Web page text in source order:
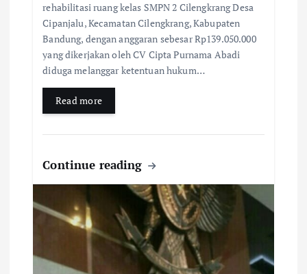
rehabilitasi ruang kelas SMPN 2 Cilengkrang Desa
Cipanjalu, Kecamatan Cilengkrang, Kabupaten
Bandung, dengan anggaran sebesar Rp139.050.000
yang dikerjakan oleh CV Cipta Purnama Abadi
diduga melanggar ketentuan hukum…
Read more
Continue reading